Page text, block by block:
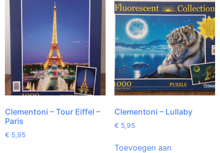
Clementoni – Tour Eiffel –
Paris
€ 5,95
Clementoni – Lullaby
€ 5,95
Toevoegen aan